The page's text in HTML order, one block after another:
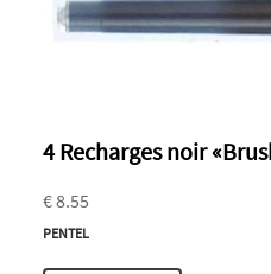
4 Recharges noir
€ 8.55
PENTEL